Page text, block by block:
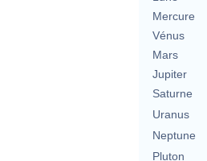
Mercure
Vénus
Mars
Jupiter
Saturne
Uranus
Neptune
Pluton